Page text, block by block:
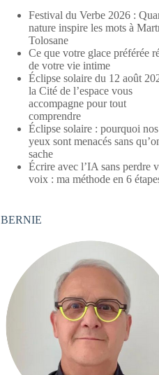
Festival du Verbe 2026 :
nature inspire les mots à
Tolosane
Ce que votre glace préférée
de votre vie intime
Éclipse solaire du 12 août
la Cité de l’espace vous
accompagne pour tout
comprendre
Éclipse solaire : pourquoi nos
yeux sont menacés sans
sache
Écrire avec l’IA sans perdre
voix : ma méthode en 6
BERNIE